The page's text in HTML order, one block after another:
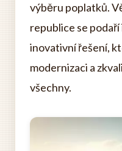
výběru poplatků.
republice se
inovativní řešení,
modernizaci a
všechny.